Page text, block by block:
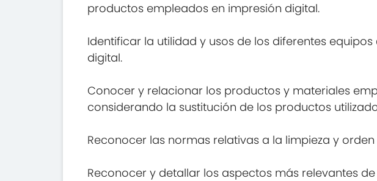
productos empleados en impresión digital.
Identificar la utilidad y usos de los diferentes
digital.
Conocer y relacionar los productos y materiales
considerando la sustitución de los productos
Reconocer las normas relativas a la limpieza y
Reconocer y detallar los aspectos más relevantes